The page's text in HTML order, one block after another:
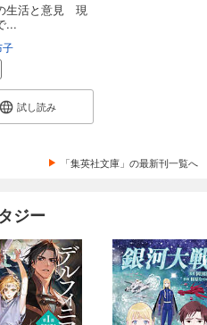
生活と意見 現
...
子
試し読み
「集英社文庫」の最新刊一覧へ
ジー